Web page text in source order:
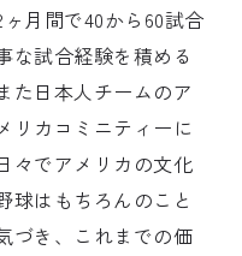
月間で40から60試合
な試合経験を積める
た日本人チームのア
リカコミニティーに
々でアメリカの文化
球はもちろんのこと
づき、これまでの価